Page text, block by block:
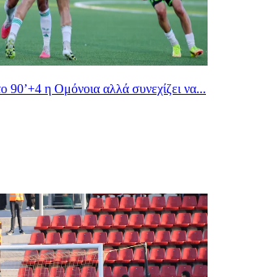
90’+4 η Ομόνοια αλλά συνεχίζει να...